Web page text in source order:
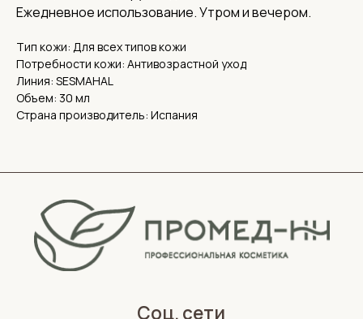
Ежедневное использование. Утром и вечером.
Тип кожи: Для всех типов кожи
Потребности кожи: Антивозрастной уход
Линия: SESMAHAL
Объем: 30 мл
Страна производитель: Испания
ОГРН 1185275060838
Обработка персональных данных